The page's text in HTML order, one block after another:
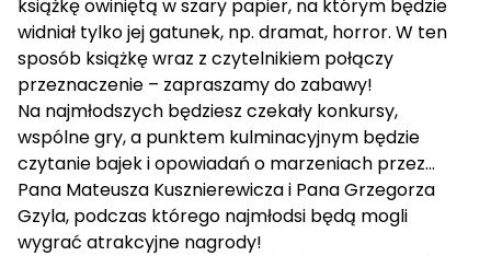
książkę owiniętą w szary papier, na którym będzie
widniał tylko jej gatunek, np. dramat, horror. W ten
sposób książkę wraz z czytelnikiem połączy
przeznaczenie – zapraszamy do zabawy!
Na najmłodszych będziesz czekały konkursy,
wspólne gry, a punktem kulminacyjnym będzie
czytanie bajek i opowiadań o marzeniach przez…
Pana Mateusza Kusznierewicza i Pana Grzegorza
Gzyla, podczas którego najmłodsi będą mogli
wygrać atrakcyjne nagrody!